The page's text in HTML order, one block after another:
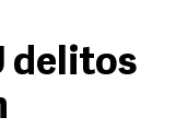
delitos